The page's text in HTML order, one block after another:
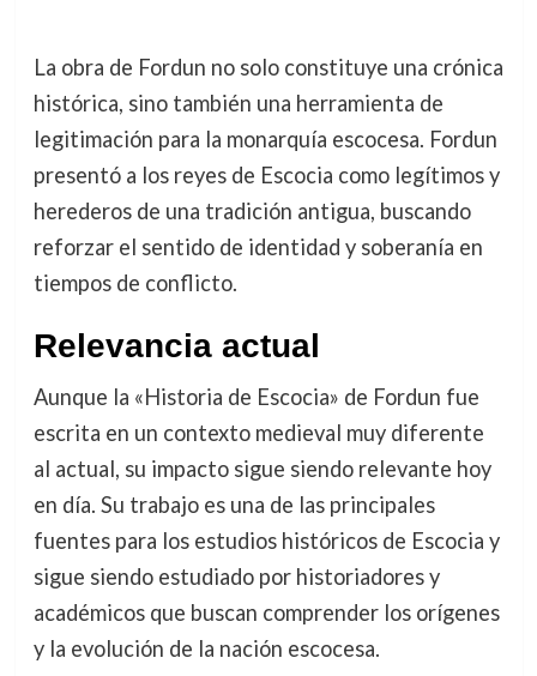
La obra de Fordun no solo constituye una crónica
histórica, sino también una herramienta de
legitimación para la monarquía escocesa. Fordun
presentó a los reyes de Escocia como legítimos y
herederos de una tradición antigua, buscando
reforzar el sentido de identidad y soberanía en
tiempos de conflicto.
Relevancia actual
Aunque la «Historia de Escocia» de Fordun fue
escrita en un contexto medieval muy diferente
al actual, su impacto sigue siendo relevante hoy
en día. Su trabajo es una de las principales
fuentes para los estudios históricos de Escocia y
sigue siendo estudiado por historiadores y
académicos que buscan comprender los orígenes
y la evolución de la nación escocesa.